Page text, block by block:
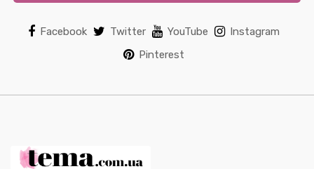
Facebook Twitter YouTube
Instagram
Pinterest